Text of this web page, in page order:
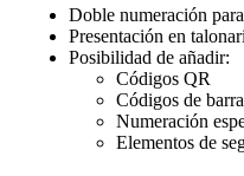
Doble numeración
Presentación en
Posibilidad de añadir:
Códigos QR
Códigos de
Numeración
Elementos de